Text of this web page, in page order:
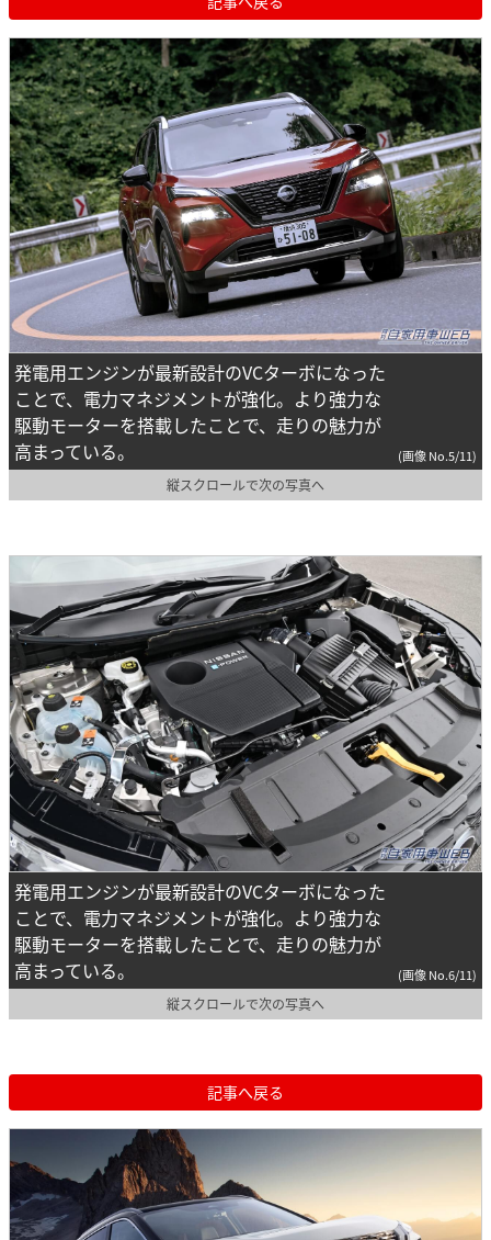
発電用エンジンが最新設計のVCターボになった
ことで、電力マネジメントが強化。より強力な
駆動モーターを搭載したことで、走りの魅力が
高まっている。
(画像 No.5/11)
縦スクロールで次の写真へ
発電用エンジンが最新設計のVCターボになった
ことで、電力マネジメントが強化。より強力な
駆動モーターを搭載したことで、走りの魅力が
高まっている。
(画像 No.6/11)
縦スクロールで次の写真へ
記事へ戻る